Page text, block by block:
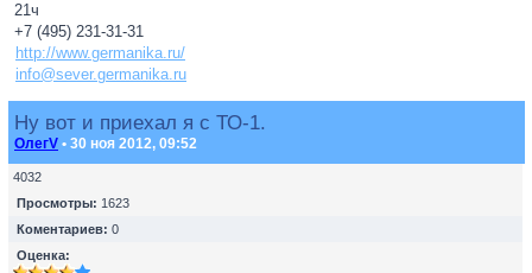
21ч
+7 (495) 231-31-31
http://www.germanika.ru/
info@sever.germanika.ru
Ну вот и приехал я с ТО-1.
ОлегV • 30 ноя 2012, 09:52
4032
Просмотры: 1623
Коментариев: 0
Оценка: